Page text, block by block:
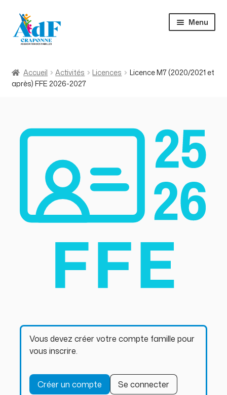
Aller
à
Aller
au
contenu
Menu
Activités
Actualités
Accueil Activités Licences
Licence M7 (2020/2021 et
après) FFE 2026-2027
Vous devez créer votre compte famille pour
vous inscrire.
Créer un compte Se connecter